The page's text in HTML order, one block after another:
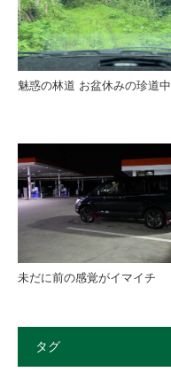
魅惑の林道 お盆休みの珍道中
未だに前の感覚がイマイチ
タグ